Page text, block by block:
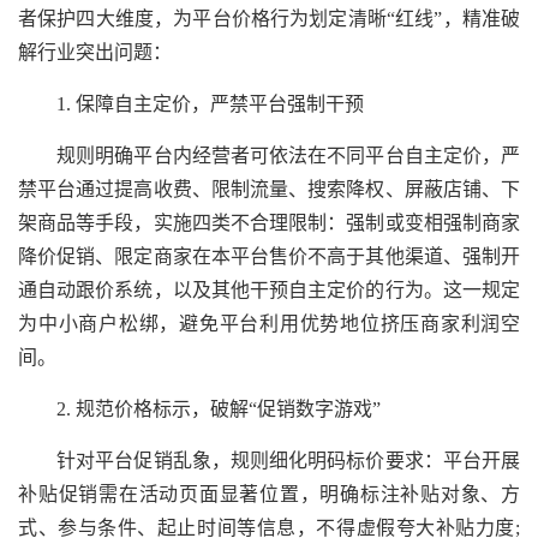
者保护四大维度，为平台价格行为划定清晰“红线”，精准破
解行业突出问题：
1. 保障自主定价，严禁平台强制干预
规则明确平台内经营者可依法在不同平台自主定价，严
禁平台通过提高收费、限制流量、搜索降权、屏蔽店铺、下
架商品等手段，实施四类不合理限制：强制或变相强制商家
降价促销、限定商家在本平台售价不高于其他渠道、强制开
通自动跟价系统，以及其他干预自主定价的行为。这一规定
为中小商户松绑，避免平台利用优势地位挤压商家利润空
间。
2. 规范价格标示，破解“促销数字游戏”
针对平台促销乱象，规则细化明码标价要求：平台开展
补贴促销需在活动页面显著位置，明确标注补贴对象、方
式、参与条件、起止时间等信息，不得虚假夸大补贴力度;